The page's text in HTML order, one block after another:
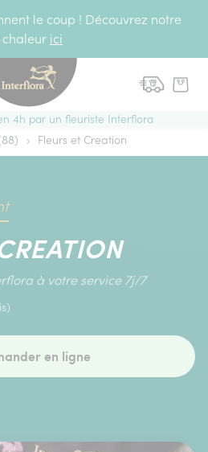
le coup ! Découvrez notre
ici
4h par un fleuriste Interflora
› Fleurs et Creation
à votre service 7j/7
en ligne